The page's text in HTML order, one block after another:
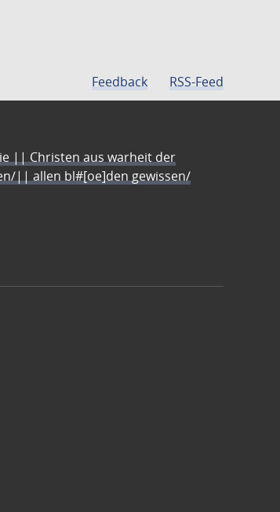
Feedback RSS-Feed
|| Christen aus warheit der
|| allen bl#[oe]den gewissen/